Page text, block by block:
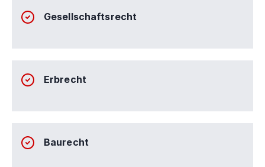
Gesellschaftsrecht
Erbrecht
Baurecht